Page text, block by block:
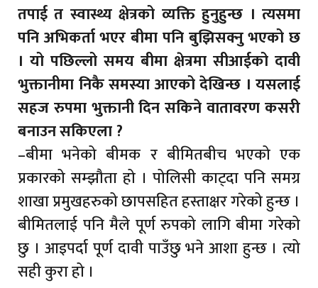
तपाई त स्वास्थ्य क्षेत्रको व्यक्ति हुनुहुन्छ । त्यसमा
पनि अभिकर्ता भएर बीमा पनि बुझिसक्नु भएको छ
। यो पछिल्लो समय बीमा क्षेत्रमा सीआईको दावी
भुक्तानीमा निकै समस्या आएको देखिन्छ । यसलाई
सहज रुपमा भुक्तानी दिन सकिने वातावरण कसरी
बनाउन सकिएला ?
–बीमा भनेको बीमक र बीमितबीच भएको एक
प्रकारको सम्झौता हो । पोलिसी काट्दा पनि समग्र
शाखा प्रमुखहरुको छापसहित हस्ताक्षर गरेको हुन्छ ।
बीमितलाई पनि मैले पूर्ण रुपको लागि बीमा गरेको
छु । आइपर्दा पूर्ण दावी पाउँछु भने आशा हुन्छ । त्यो
सही कुरा हो ।